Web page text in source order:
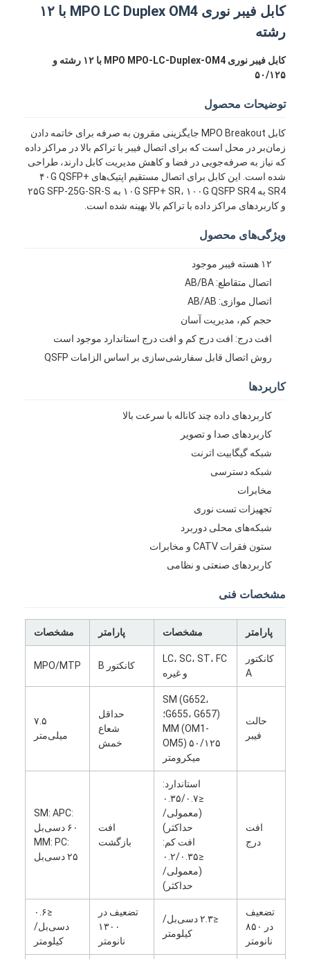
محصولات
درباره ما
کنترل کیفیت
با ما تماس بگیرید
حالا حرف بزن
WDM MUX DEMUX
تقسیم کننده فیبر نوری PLC
کابل فیبر نوری MPO LC Duplex OM4 با ۱۲
رشته
کابل فیبر نوری MPO MPO-LC-Duplex-OM4 با ۱۲ رشته و
۵۰/۱۲۵
توضیحات محصول
کابل MPO Breakout جایگزینی مقرون به صرفه برای خاتمه دادن
زمان‌بر در محل است که برای اتصال فیبر با تراکم بالا در مراکز داده
که نیاز به صرفه‌جویی در فضا و کاهش مدیریت کابل دارند، طراحی
شده است. این کابل برای اتصال مستقیم اپتیک‌های ۴۰G QSFP+
SR4 به ۱۰G SFP+ SR، ۱۰۰G QSFP SR4 به ۲۵G SFP-25G-SR-S
و کاربردهای مراکز داده با تراکم بالا بهینه شده است.
ویژگی‌های محصول
۱۲ هسته فیبر موجود
اتصال متقاطع: AB/BA
اتصال موازی: AB/AB
حجم کم، مدیریت آسان
افت درج: افت درج کم و افت درج استاندارد موجود است
روش اتصال قابل سفارشی‌سازی بر اساس الزامات QSFP
کاربردها
کاربردهای داده چند کاناله با سرعت بالا
کاربردهای صدا و تصویر
شبکه گیگابیت اترنت
شبکه دسترسی
مخابرات
تجهیزات تست نوری
شبکه‌های محلی دوربرد
ستون فقرات CATV و مخابرات
کاربردهای صنعتی و نظامی
مشخصات فنی
پارامتر مشخصات پارامتر مشخصات
کانکتور
A
LC، SC، ST، FC
و غیره
کانکتور B MPO/MTP
حالت
فیبر
SM (G652،
G655، G657)؛
MM (OM1-
OM5) ۵۰/۱۲۵
میکرومتر
حداقل
شعاع
خمش
۷.۵
میلی‌متر
افت
درج
استاندارد:
≤۰.۳۵/۰.۷
(معمولی/
حداکثر)
افت کم:
≤۰.۲/۰.۳۵
(معمولی/
حداکثر)
افت
بازگشت
SM: APC:
۶۰ دسی‌بل
MM: PC:
۲۵ دسی‌بل
تضعیف
در ۸۵۰
نانومتر
≤۲.۳ دسی‌بل/
کیلومتر
تضعیف در
۱۳۰۰
نانومتر
≤۰.۶
دسی‌بل/
کیلومتر